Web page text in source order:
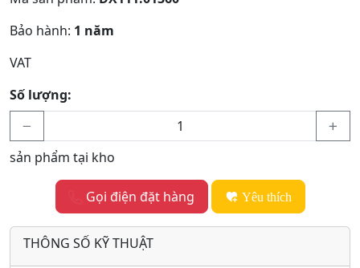
Bảo hành: 1 năm
VAT
Số lượng:
sản phẩm tại kho
Gọi điện đặt hàng Yêu thích
THÔNG SỐ KỸ THUẬT